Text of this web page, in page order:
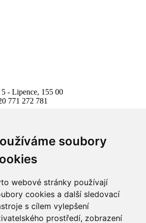
soubory
webové stránky používají
cookies a další sledovací
s cílem vylepšení
prostředí, zobrazení
- Lipence, 155 00
771 272 781
času
City Golf Club 2026